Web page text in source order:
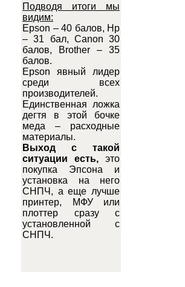
Подводя итоги мы
видим:
Epson – 40 балов, Hp
– 31 бал, Canon 30
балов, Brother – 35
балов.
Epson явный лидер
среди всех
производителей.
Единственная ложка
дегтя в этой бочке
меда – расходные
материалы.
Выход с такой
ситуации есть, это
покупка Эпсона и
установка на него
СНПЧ, а еще лучше
принтер, МФУ или
плоттер сразу с
установленной с
СНПЧ.